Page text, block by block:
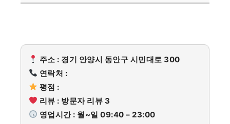
주소 : 경기 안양시 동안구 시민대로 300
연락처 :
평점 :
리뷰 : 방문자 리뷰 3
영업시간 : 월~일 09:40 – 23:00